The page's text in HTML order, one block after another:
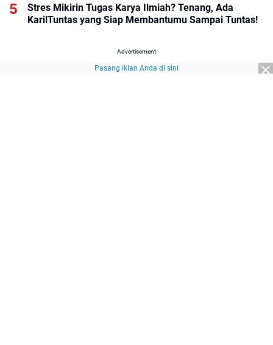
Stres Mikirin Tugas Karya Ilmiah? Tenang, Ada
KarilTuntas yang Siap Membantumu Sampai Tuntas!
Advertisement
Pasang iklan Anda di sini